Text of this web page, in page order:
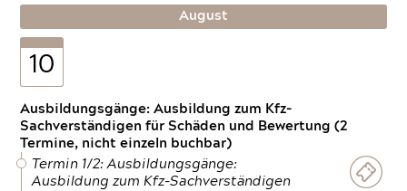
August
10
Ausbildungsgänge: Ausbildung zum Kfz-
Sachverständigen für Schäden und Bewertung (2
Termine, nicht einzeln buchbar)
Termin 1/2: Ausbildungsgänge:
Ausbildung zum Kfz-Sachverständigen